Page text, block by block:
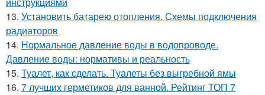
13. Установить батарею отопления. Схемы подключения
радиаторов
14. Нормальное давление воды в водопроводе.
Давление воды: нормативы и реальность
15. Туалет, как сделать. Туалеты без выгребной ямы
16. 7 лучших герметиков для ванной. Рейтинг ТОП 7